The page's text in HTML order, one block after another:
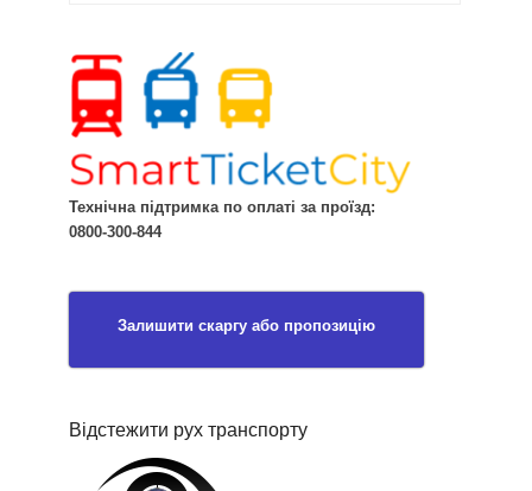
Технічна підтримка по оплаті за проїзд:
0800-300-844
Залишити скаргу або пропозицію
Відстежити рух транспорту